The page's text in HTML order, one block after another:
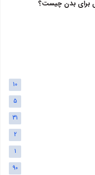
10
5
31
2
1
90